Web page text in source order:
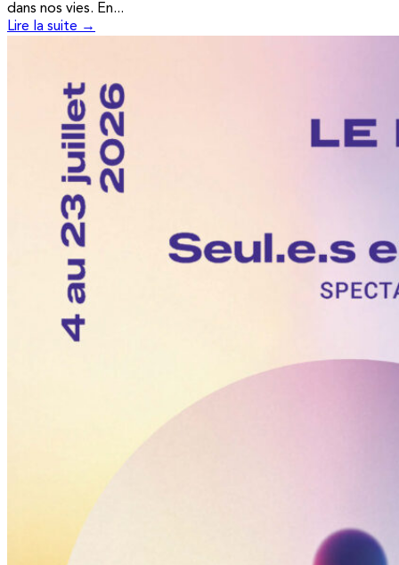
dans nos vies. En...
Lire la suite →